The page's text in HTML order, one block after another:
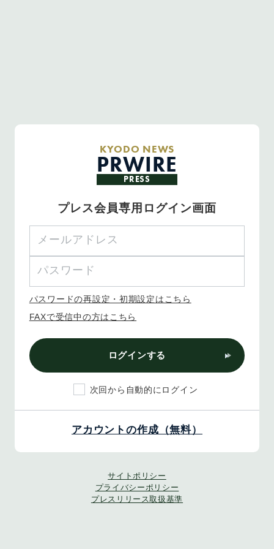
KYODO NEWS
PRWIRE
PRESS
プレス会員専用ログイン画面
パスワードの再設定・初期設定はこちら
FAXで受信中の方はこちら
ログインする
次回から自動的にログイン
アカウントの作成（無料）
サイトポリシー
プライバシーポリシー
プレスリリース取扱基準